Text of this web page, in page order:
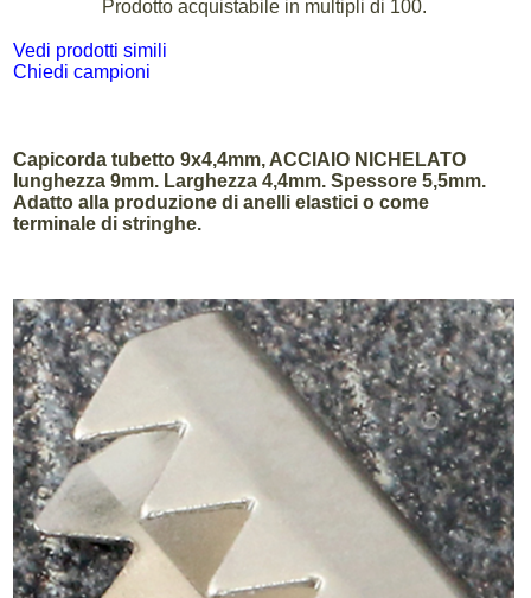
Prodotto acquistabile in multipli di 100.
Vedi prodotti simili
Chiedi campioni
Capicorda tubetto 9x4,4mm, ACCIAIO NICHELATO
lunghezza 9mm. Larghezza 4,4mm. Spessore 5,5mm.
Adatto alla produzione di anelli elastici o come
terminale di stringhe.